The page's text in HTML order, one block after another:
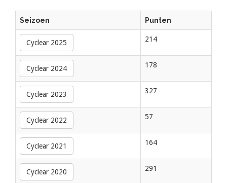
Seizoen Punten
Cyclear 2025 214
Cyclear 2024 178
Cyclear 2023 327
Cyclear 2022 57
Cyclear 2021 164
Cyclear 2020 291